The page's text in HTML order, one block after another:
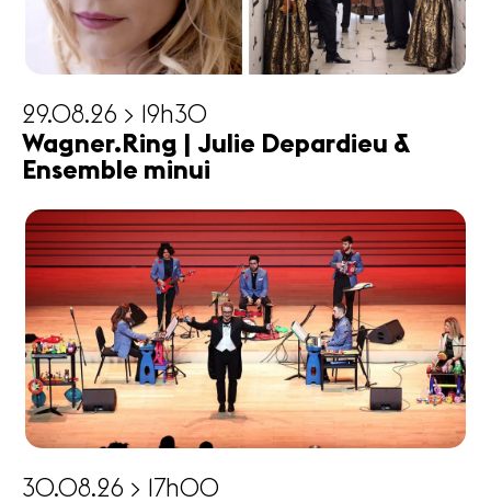
29.08.26 > 19h30
Wagner.Ring | Julie Depardieu &
Ensemble minui
30.08.26 > 17h00